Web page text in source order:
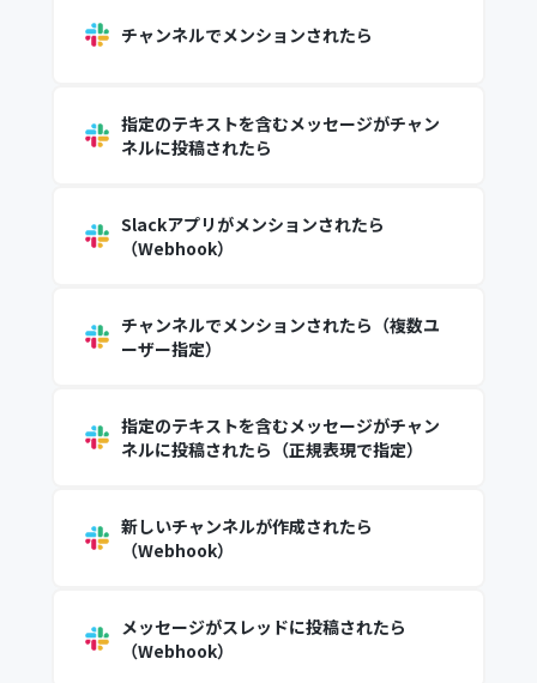
チャンネルでメンションされたら
指定のテキストを含むメッセージがチャン
ネルに投稿されたら
Slackアプリがメンションされたら
（Webhook）
チャンネルでメンションされたら（複数ユ
ーザー指定）
指定のテキストを含むメッセージがチャン
ネルに投稿されたら（正規表現で指定）
新しいチャンネルが作成されたら
（Webhook）
メッセージがスレッドに投稿されたら
（Webhook）